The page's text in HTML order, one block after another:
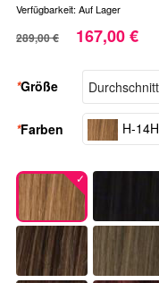
Verfügbarkeit: Auf Lager
289,00 € 167,00 €
*Größe
*Farben H-14H